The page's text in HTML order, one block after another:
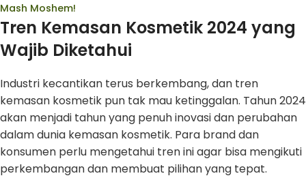
Mash Moshem!
Tren Kemasan Kosmetik 2024 yang
Wajib Diketahui
Industri kecantikan terus berkembang, dan tren
kemasan kosmetik pun tak mau ketinggalan. Tahun 2024
akan menjadi tahun yang penuh inovasi dan perubahan
dalam dunia kemasan kosmetik. Para brand dan
konsumen perlu mengetahui tren ini agar bisa mengikuti
perkembangan dan membuat pilihan yang tepat.